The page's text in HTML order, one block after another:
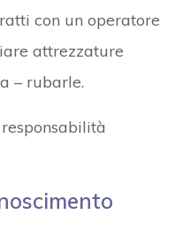
con un operatore
attrezzature
– rubarle.